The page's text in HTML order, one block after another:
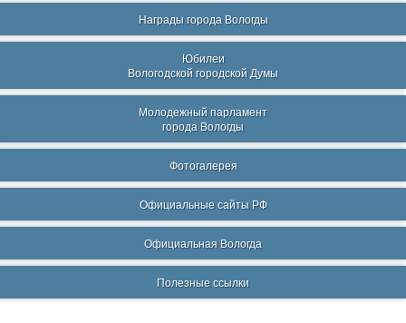
Награды города Вологды
Юбилеи
Вологодской городской Думы
Молодежный парламент
города Вологды
Фотогалерея
Официальные сайты РФ
Официальная Вологда
Полезные ссылки